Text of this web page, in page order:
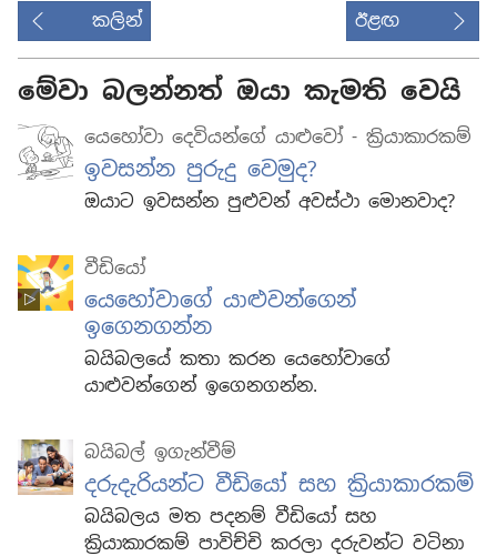
කලින් ඊළඟ
මේවා බලන්නත් ඔයා කැමති වෙයි
යෙහෝවා දෙවියන්ගේ යාළුවෝ - ක්‍රියාකාරකම්
ඉවසන්න පුරුදු වෙමුද?
ඔයාට ඉවසන්න පුළුවන් අවස්ථා මොනවාද?
වීඩියෝ
යෙහෝවාගේ යාළුවන්ගෙන්
ඉගෙනගන්න
බයිබලයේ කතා කරන යෙහෝවාගේ
යාළුවන්ගෙන් ඉගෙනගන්න.
බයිබල් ඉගැන්වීම්
දරුදැරියන්ට වීඩියෝ සහ ක්‍රියාකාරකම්
බයිබලය මත පදනම් වීඩියෝ සහ
ක්‍රියාකාරකම් පාවිච්චි කරලා දරුවන්ට වටිනා